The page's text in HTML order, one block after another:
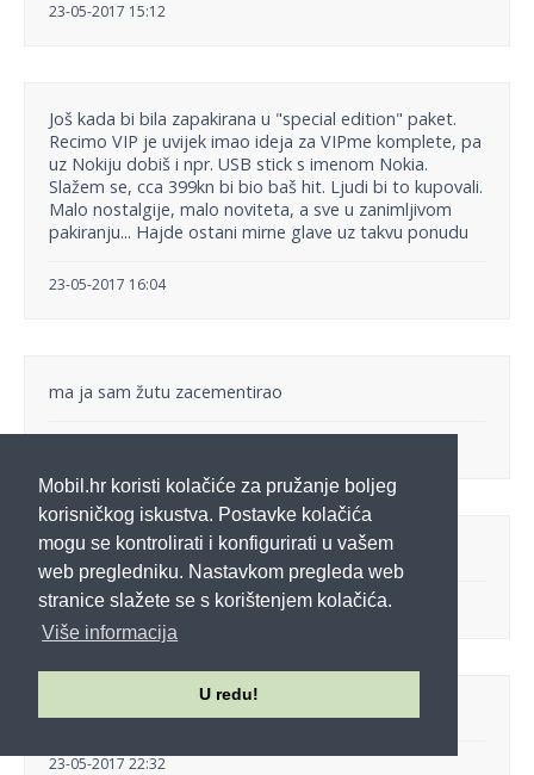
Mobil.hr koristi kolačiće za pružanje boljeg
korisničkog iskustva. Postavke kolačića
mogu se kontrolirati i konfigurirati u vašem
web pregledniku. Nastavkom pregleda web
stranice slažete se s korištenjem kolačića.
Više informacija
U redu!
23-05-2017 15:12
Još kada bi bila zapakirana u "special edition" paket.
Recimo VIP je uvijek imao ideja za VIPme komplete, pa
uz Nokiju dobiš i npr. USB stick s imenom Nokia.
Slažem se, cca 399kn bi bio baš hit. Ljudi bi to kupovali.
Malo nostalgije, malo noviteta, a sve u zanimljivom
pakiranju... Hajde ostani mirne glave uz takvu ponudu
23-05-2017 16:04
ma ja sam žutu zacementirao
Ja bih ipak original plavu boju, ako je moguće dobiti.
23-05-2017 20:29
23-05-2017 22:32